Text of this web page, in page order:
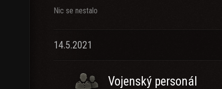
Nic se nestalo
14.5.2021
Vojenský personál